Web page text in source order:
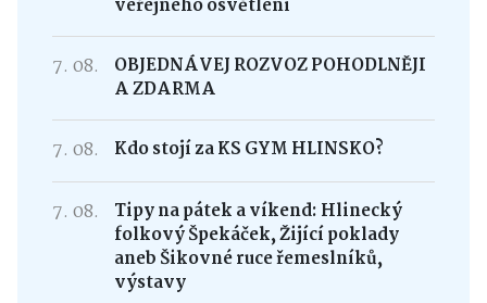
veřejného osvětlení
7. 08.
OBJEDNÁVEJ ROZVOZ POHODLNĚJI
A ZDARMA
7. 08. Kdo stojí za KS GYM HLINSKO?
7. 08.
Tipy na pátek a víkend: Hlinecký
folkový Špekáček, Žijící poklady
aneb Šikovné ruce řemeslníků,
výstavy